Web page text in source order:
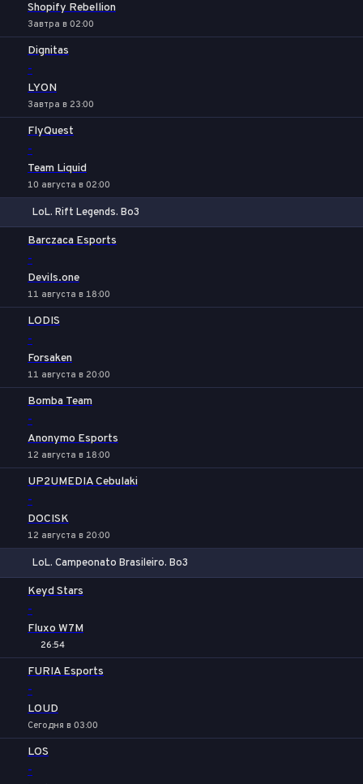
Shopify Rebellion
Завтра в 02:00
Dignitas
-
LYON
Завтра в 23:00
FlyQuest
-
Team Liquid
10 августа в 02:00
LoL. Rift Legends. Bo3
Barczaca Esports
-
Devils.one
11 августа в 18:00
LODIS
-
Forsaken
11 августа в 20:00
Bomba Team
-
Anonymo Esports
12 августа в 18:00
UP2UMEDIA Cebulaki
-
DOCISK
12 августа в 20:00
LoL. Campeonato Brasileiro. Bo3
Keyd Stars
-
Fluxo W7M
26:54
FURIA Esports
-
LOUD
Сегодня в 03:00
LOS
-